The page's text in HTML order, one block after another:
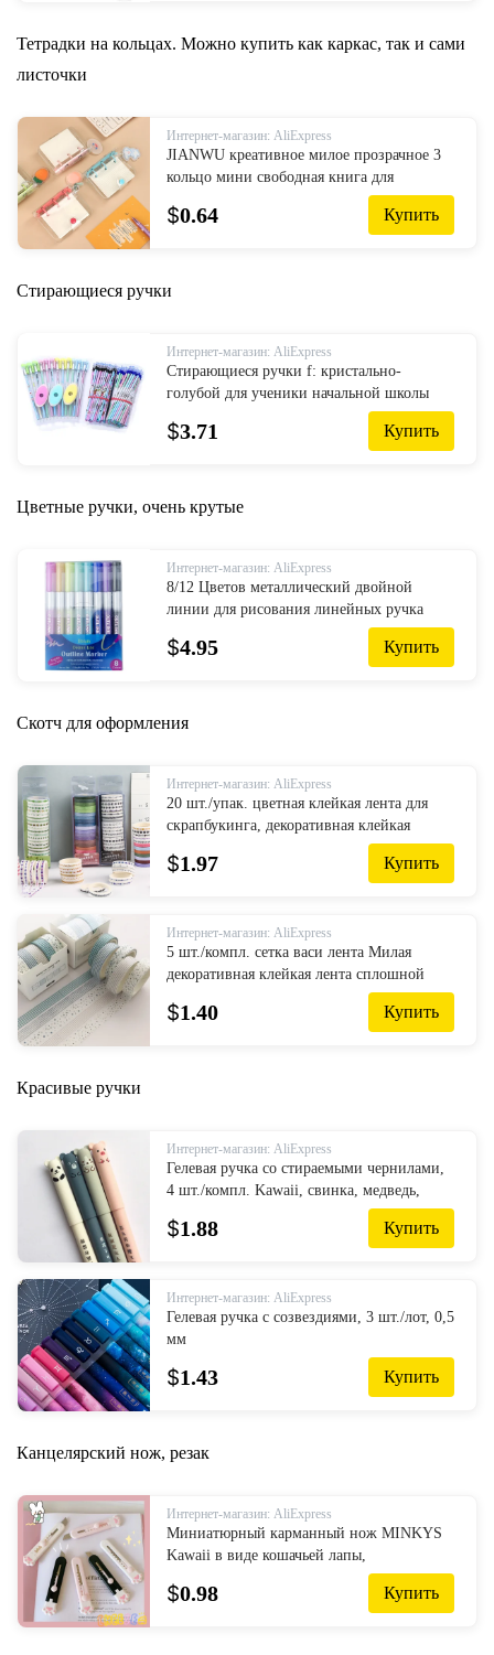
Тетрадки на кольцах. Можно купить как каркас, так и сами
листочки
Интернет-магазин: AliExpress
JIANWU креативное милое прозрачное 3
кольцо мини свободная книга для
студентов портативное кольцо для
ноутбука binder Kawaii школьные
$0.64 Купить
Стирающиеся ручки
Интернет-магазин: AliExpress
Стирающиеся ручки f: кристально-
голубой для ученики начальной школы
стираемая ручка тепла для 0,5 мм Цвет:
черный, синий со стирающимися черни...
$3.71 Купить
Цветные ручки, очень крутые
Интернет-магазин: AliExpress
8/12 Цветов металлический двойной
линии для рисования линейных ручка
канцелярские товары, ручки для
рисования для каллиграфии Скрапбукинг
$4.95 Купить
Скотч для оформления
Интернет-магазин: AliExpress
20 шт./упак. цветная клейкая лента для
скрапбукинга, декоративная клейкая
лента, японский стикер для канцелярских
товаров
$1.97 Купить
Интернет-магазин: AliExpress
5 шт./компл. сетка васи лента Милая
декоративная клейкая лента сплошной
цвет маскирующая лента для наклеек
Скрапбукинг DIY канцелярская лента
$1.40 Купить
Красивые ручки
Интернет-магазин: AliExpress
Гелевая ручка со стираемыми чернилами,
4 шт./компл. Kawaii, свинка, медведь,
кошка, мышь, школьные канцелярские
принадлежности, подарок, 0,35 мм, син...
$1.88 Купить
Интернет-магазин: AliExpress
Гелевая ручка с созвездиями, 3 шт./лот, 0,5
мм
$1.43 Купить
Канцелярский нож, резак
Интернет-магазин: AliExpress
Миниатюрный карманный нож MINKYS
Kawaii в виде кошачьей лапы,
канцелярские принадлежности
$0.98 Купить